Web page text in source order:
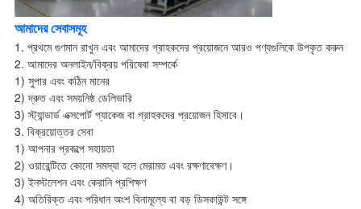
আমাদের সেবাসমূহ
1. প্রথমে গুণমান রাখুন এবং আমাদের গ্রাহকদের প্রয়োজনে আরও পণ্যগুলিকে উপকৃত করুন
2. আমাদের অনলাইন/বিক্রয় পরিষেবা সম্পর্কে
1) সুপার এবং কঠিন মানের
2) দ্রুত এবং সময়নিষ্ঠ ডেলিভারি
3) স্ট্যান্ডার্ড এক্সপোর্ট প্যাকেজ বা গ্রাহকদের প্রয়োজন হিসাবে।
3. বিক্রয়োত্তর সেবা
1) আপনার প্রকল্পে সহায়তা
2) ওয়ারেন্টিতে কোনো সমস্যা হলে মেরামত এবং রক্ষণাবেক্ষণ।
3) ইনস্টলেশন এবং কেরানি প্রশিক্ষণ
4) অতিরিক্ত এবং পরিধান অংশ বিনামূল্যে বা বড় ডিসকাউন্ট সঙ্গে